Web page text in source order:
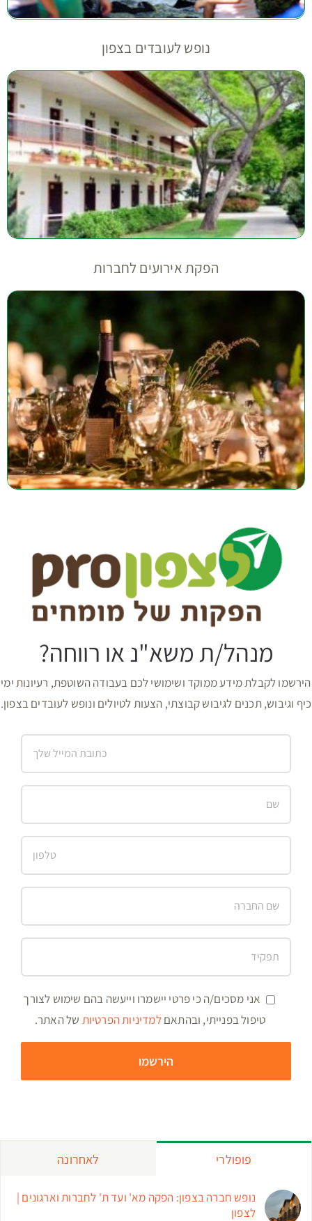
נופש לעובדים בצפון
הפקת אירועים לחברות
מנהל/ת משא"נ או רווחה?
הירשמו לקבלת מידע ממוקד ושימושי לכם בעבודה השוטפת, רעיונות ימי
כיף וגיבוש, תכנים לגיבוש קבוצתי, הצעות לטיולים ונופש לעובדים בצפון.
אני מסכים/ה כי פרטי יישמרו וייעשה בהם שימוש לצורך
טיפול בפנייתי, ובהתאםלמדיניות הפרטיות של האתר.
פופולרי לאחרונה
נופש חברה בצפון: הפקה מא' ועד ת' לחברות וארגונים |
לצפון